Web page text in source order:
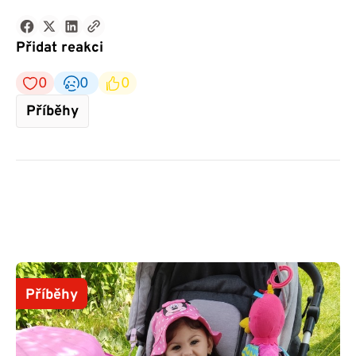
Přidat reakci
0
0
0
Příběhy
Příběhy